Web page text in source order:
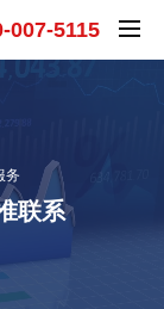
007-5115
务
联系